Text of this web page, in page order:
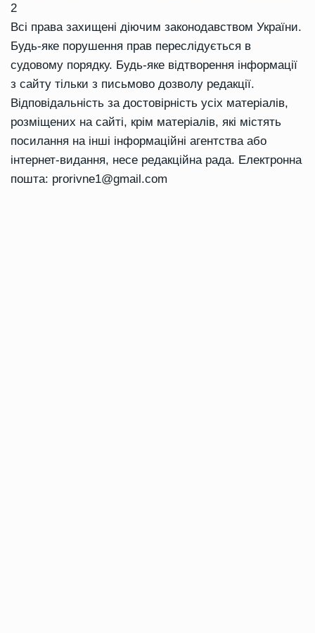
2
Всі права захищені діючим законодавством України.
Будь-яке порушення прав переслідується в
судовому порядку. Будь-яке відтворення інформації
з сайту тільки з письмово дозволу редакції.
Відповідальність за достовірність усіх матеріалів,
розміщених на сайті, крім матеріалів, які містять
посилання на інші інформаційні агентства або
інтернет-видання, несе редакційна рада. Електронна
пошта: prorivne1@gmail.com